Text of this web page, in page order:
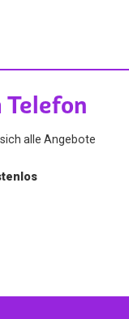
alle Angebote